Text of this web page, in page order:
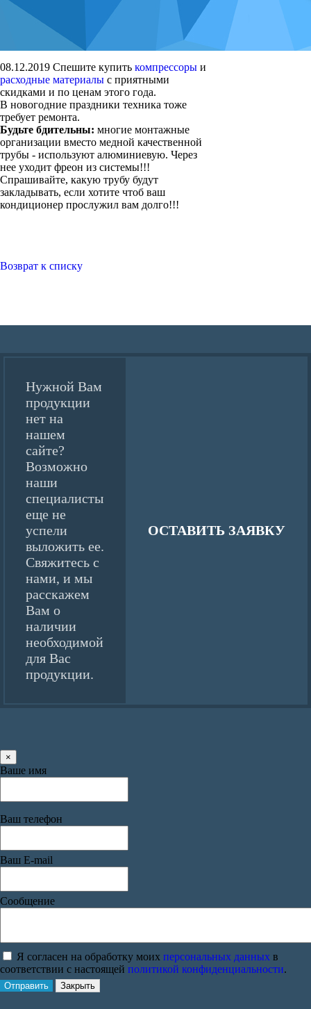
08.12.2019 Спешите купить компрессоры и
расходные материалы с приятными
скидками и по ценам этого года.
В новогодние праздники техника тоже
требует ремонта.
Будьте бдительны: многие монтажные
организации вместо медной качественной
трубы - используют алюминиевую. Через
нее уходит фреон из системы!!!
Спрашивайте, какую трубу будут
закладывать, если хотите чтоб ваш
кондиционер прослужил вам долго!!!
Возврат к списку
Нужной Вам
продукции
нет на
нашем
сайте?
Возможно
наши
специалисты
еще не
успели
выложить ее.
Свяжитесь с
нами, и мы
расскажем
Вам о
наличии
необходимой
для Вас
продукции.
ОСТАВИТЬ ЗАЯВКУ
×
Ваше имя
Ваш телефон
Ваш E-mail
Сообщение
Я согласен на обработку моих персональных данных в
соответствии с настоящей политикой конфиденциальности.
Отправить Закрыть